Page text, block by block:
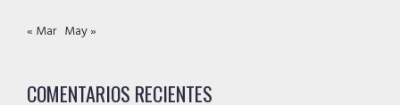
« Mar May »
COMENTARIOS RECIENTES